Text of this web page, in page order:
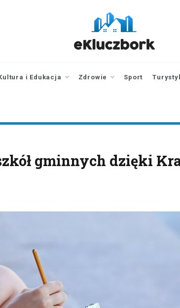
online
i Edukacja Zdrowie Sport
gminnych dzięki